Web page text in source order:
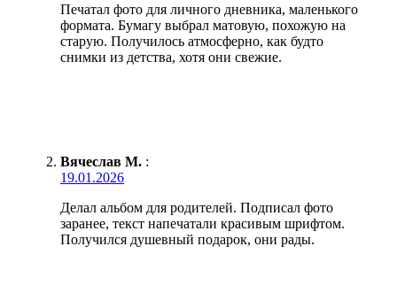
Печатал фото для личного дневника, маленького
формата. Бумагу выбрал матовую, похожую на
старую. Получилось атмосферно, как будто
снимки из детства, хотя они свежие.
Вячеслав М. :
19.01.2026
Делал альбом для родителей. Подписал фото
заранее, текст напечатали красивым шрифтом.
Получился душевный подарок, они рады.